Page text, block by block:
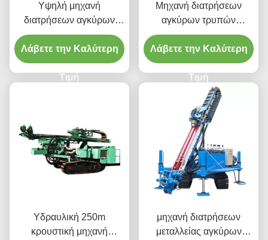
Υψηλή μηχανή
διατρήσεων αγκύρων
αντιολισθητικών
αλυσίδων πίεσης αέρα
DTH
Λάβετε την Καλύτερη
Τιμή
Μηχανή διατρήσεων
αγκύρων τρυπών
ανατίναξης
αντιολισθητικών
αλυσίδων κατασκευής
Λάβετε την Καλύτερη
Τιμή
Υδραυλική 250m
κρουστική μηχανή
μηχανή διατρήσεων
μεταλλείας αγκύρων